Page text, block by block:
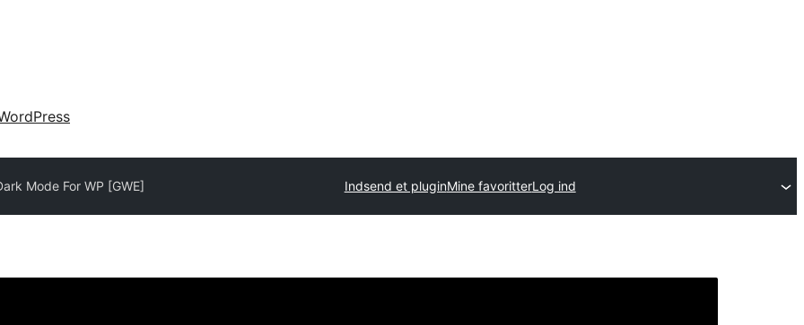
Mode For WP [GWE] Indsend et pluginMine favoritterLog ind